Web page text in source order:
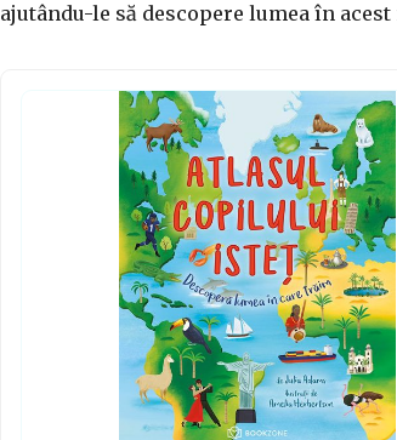
ajutându-le să descopere lumea în